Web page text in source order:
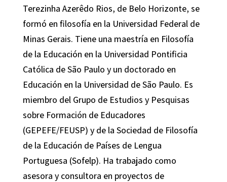
Terezinha Azerêdo Rios, de Belo Horizonte, se
formó en filosofía en la Universidad Federal de
Minas Gerais. Tiene una maestría en Filosofía
de la Educación en la Universidad Pontificia
Católica de São Paulo y un doctorado en
Educación en la Universidad de São Paulo. Es
miembro del Grupo de Estudios y Pesquisas
sobre Formación de Educadores
(GEPEFE/FEUSP) y de la Sociedad de Filosofía
de la Educación de Países de Lengua
Portuguesa (Sofelp). Ha trabajado como
asesora y consultora en proyectos de